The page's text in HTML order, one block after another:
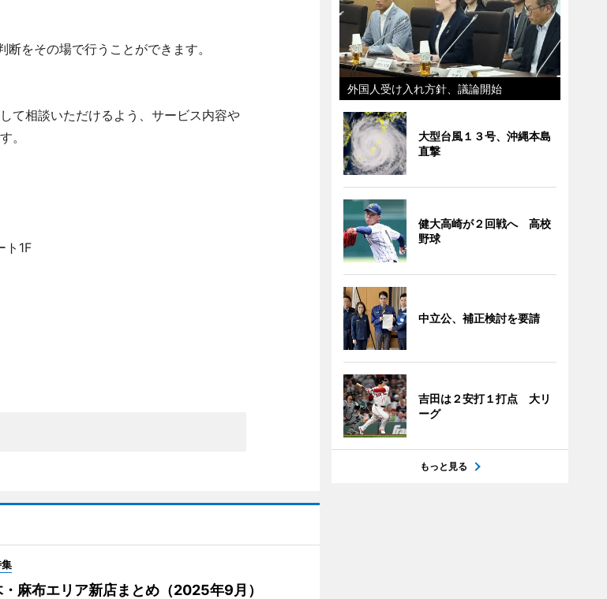
をその場で行うことができます。
て相談いただけるよう、サービス内容や
。
ト1F
麻布エリア新店まとめ（2025年9月）
外国人受け入れ方針、議論開始
大型台風１３号、沖縄本島
直撃
健大高崎が２回戦へ 高校
野球
中立公、補正検討を要請
吉田は２安打１打点 大リ
ーグ
もっと見る